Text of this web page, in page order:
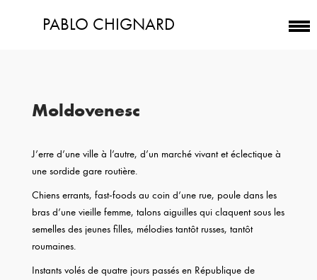
PABLO CHIGNARD
Moldovenesc
J’erre d’une ville à l’autre, d’un marché vivant et éclectique à
une sordide gare routière.
Chiens errants, fast-foods au coin d’une rue, poule dans les
bras d’une vieille femme, talons aiguilles qui claquent sous les
semelles des jeunes filles, mélodies tantôt russes, tantôt
roumaines.
Instants volés de quatre jours passés en République de